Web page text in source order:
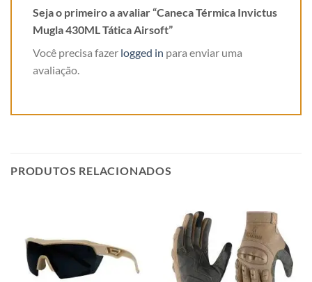
Seja o primeiro a avaliar “Caneca Térmica Invictus
Mugla 430ML Tática Airsoft”
Você precisa fazer logged in para enviar uma
avaliação.
PRODUTOS RELACIONADOS